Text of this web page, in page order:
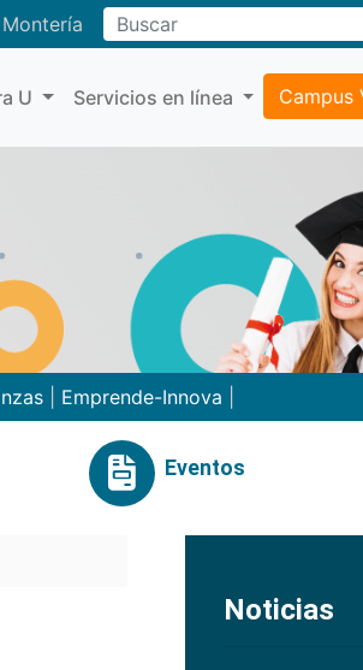
MonteríaBuscar
U Servicios en línea Campus
Emprende-Innova
Eventos
Noticias